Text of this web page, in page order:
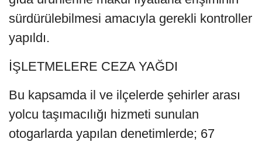
sürdürülebilmesi amacıyla gerekli kontroller
yapıldı.
İŞLETMELERE CEZA YAĞDI
Bu kapsamda il ve ilçelerde şehirler arası
yolcu taşımacılığı hizmeti sunulan
otogarlarda yapılan denetimlerde; 67